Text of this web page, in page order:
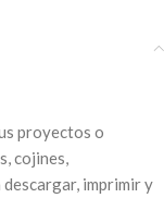
proyectos o
cojines,
imprimir y